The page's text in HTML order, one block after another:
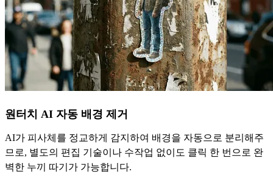
원터치 AI 자동 배경 제거
AI가 피사체를 정교하게 감지하여 배경을 자동으로 분리해주
므로, 별도의 편집 기술이나 수작업 없이도 클릭 한 번으로 완
벽한 누끼 따기가 가능합니다.